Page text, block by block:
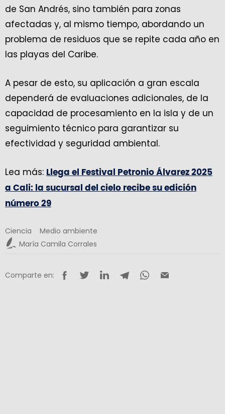
de San Andrés, sino también para zonas
afectadas y, al mismo tiempo, abordando un
problema de residuos que se repite cada año en
las playas del Caribe.
A pesar de esto, su aplicación a gran escala
dependerá de evaluaciones adicionales, de la
capacidad de procesamiento en la isla y de un
seguimiento técnico para garantizar su
efectividad y seguridad ambiental.
Lea más: Llega el Festival Petronio Álvarez 2025
a Cali: la sucursal del cielo recibe su edición
número 29
Ciencia
Medio ambiente
María Camila Corrales
Comparte en: